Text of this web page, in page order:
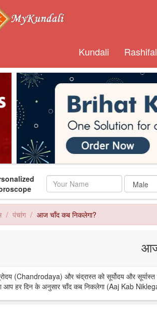
Kundali Rashifal
Name
पंचांग आज चाँद कब निकलेगा?
(Chandrodaya) और चंद्रास्त को सूर्योदय और
आप हर दिन के अनुसार चाँद कब निकलेगा (Aaj Kab